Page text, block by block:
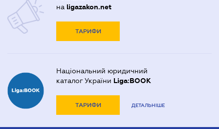
на ligazakon.net
ТАРИФИ
Національний юридичний
каталог України Liga:BOOK
ТАРИФИ ДЕТАЛЬНІШЕ